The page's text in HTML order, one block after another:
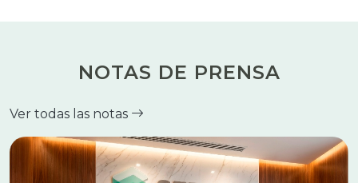
NOTAS DE PRENSA
Ver todas las notas